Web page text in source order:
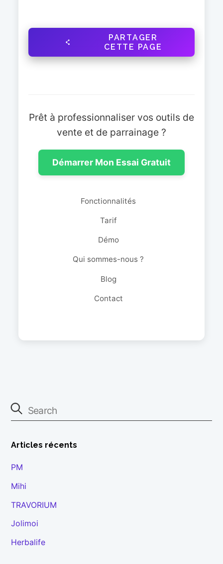
PARTAGER
CETTE PAGE
Prêt à professionnaliser vos outils de
vente et de parrainage ?
Démarrer Mon Essai Gratuit
Fonctionnalités
Tarif
Démo
Qui sommes-nous ?
Blog
Contact
Articles récents
PM
Mihi
TRAVORIUM
Jolimoi
Herbalife